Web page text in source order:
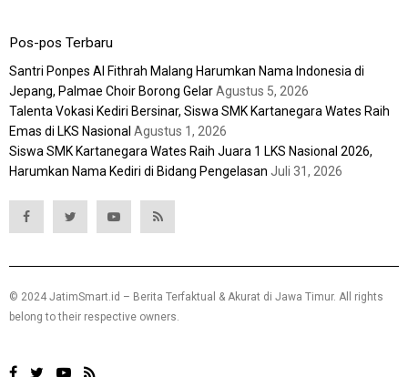
Pos-pos Terbaru
Santri Ponpes Al Fithrah Malang Harumkan Nama Indonesia di
Jepang, Palmae Choir Borong GelarAgustus 5, 2026
Talenta Vokasi Kediri Bersinar, Siswa SMK Kartanegara Wates Raih
Emas di LKS Nasional Agustus 1, 2026
Siswa SMK Kartanegara Wates Raih Juara 1 LKS Nasional 2026,
Harumkan Nama Kediri di Bidang Pengelasan Juli 31, 2026
© 2024 JatimSmart.id – Berita Terfaktual & Akurat di Jawa Timur. All rights
belong to their respective owners.